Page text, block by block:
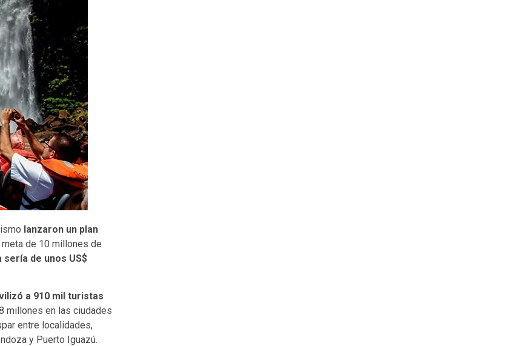
lanzaron un plan
de 10 millones de
de unos US$
a 910 mil turistas
millones en las ciudades
entre localidades,
y Puerto Iguazú.